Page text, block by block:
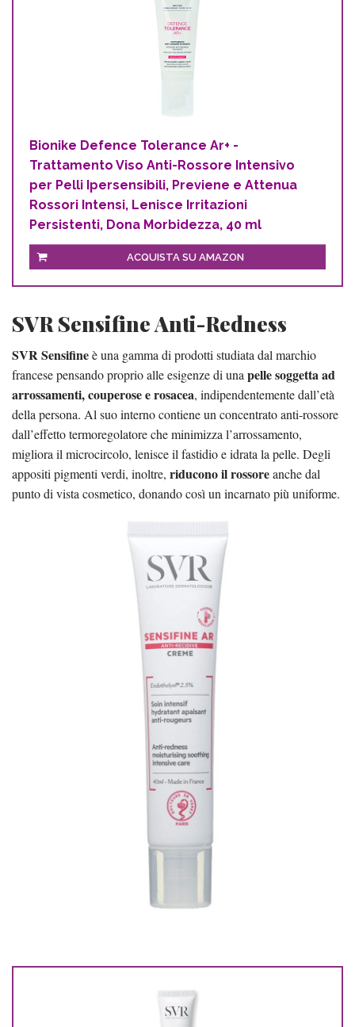
Bionike Defence Tolerance Ar+ -
Trattamento Viso Anti-Rossore Intensivo
per Pelli Ipersensibili, Previene e Attenua
Rossori Intensi, Lenisce Irritazioni
Persistenti, Dona Morbidezza, 40 ml
ACQUISTA SU AMAZON
SVR Sensifine Anti-Redness
SVR Sensifineè una gamma di prodotti studiata dal marchio
francese pensando proprio alle esigenze di una pelle soggetta ad
arrossamenti, couperose e rosacea, indipendentemente dall’età
della persona. Al suo interno contiene un concentrato anti-rossore
dall’effetto termoregolatore che minimizza l’arrossamento,
migliora il microcircolo, lenisce il fastidio e idrata la pelle. Degli
appositi pigmenti verdi, inoltre, riducono il rossoreanche dal
punto di vista cosmetico, donando così un incarnato più uniforme.